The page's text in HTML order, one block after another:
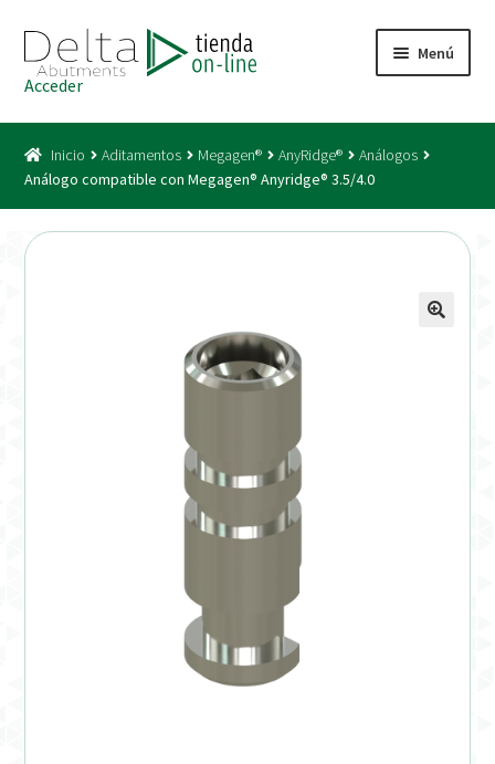
a
la
navegación
al
contenido
Menú
Acceso
Instrucciones de uso (ESP)
Acceder
Inicio Aditamentos Megagen® AnyRidge®
Análogos
Análogo compatible con Megagen® Anyridge® 3.5/4.0